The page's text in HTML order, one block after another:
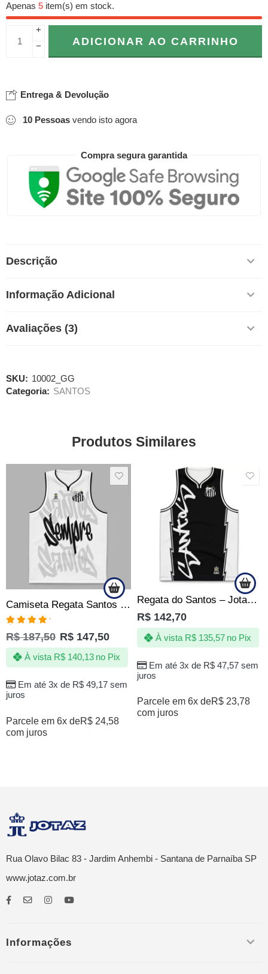
Apenas 5 item(s) em stock.
+
−
ADICIONAR AO CARRINHO
Entrega & Devolução
10 Pessoas vendo isto agora
Compra segura garantida
Descrição
Informação Adicional
Avaliações (3)
SKU: 10002_GG
Categoria: SANTOS
Produtos Similares
Camiseta Regata Santos Sempre Santos Jotaz – Produto Oficial
Avaliação
5.00de 5
R$187,50 R$ 147,50
Em até 3x de R$49,17sem
juros
À vista R$140,13 no Pix
Parcele em 6x deR$ 24,58
com juros
Regata do Santos – Jotaz – Grafite black – Masculino
R$ 142,70
Em até 3x de R$47,57sem
juros
À vista R$135,57 no Pix
Parcele em 6x deR$ 23,78
com juros
Rua Olavo Bilac 83 - Jardim Anhembi - Santana de Parnaíba SP
www.jotaz.com.br
Informações